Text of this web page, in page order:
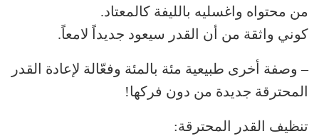
من محتواه واغسليه بالليفة كالمعتاد.
كوني واثقة من أن القدر سيعود جديداً لامعاً.
– وصفة أخرى طبيعية مئة بالمئة وفعّالة لإعادة القدر
المحترقة جديدة من دون فركها!
تنظيف القدر المحترقة: